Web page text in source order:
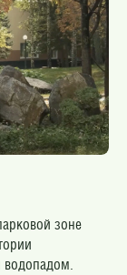
зоне
водопадом.